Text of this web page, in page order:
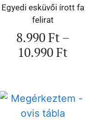
Egyedi esküvői írott fa
felirat
8.990Ft–
10.990Ft